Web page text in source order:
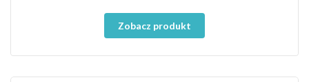
Zobacz produkt